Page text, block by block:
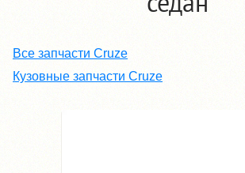
Все запчасти Cruze
Кузовные запчасти Cruze